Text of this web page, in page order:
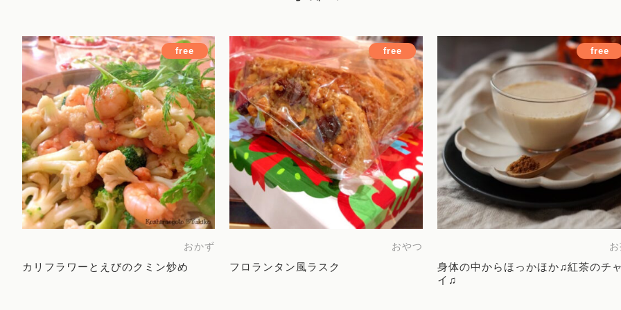
free
おかず
カリフラワーとえびのクミン炒め
free
おやつ
フロランタン風ラスク
free
身体の中からほっかほか♫紅茶のチ
イ♫